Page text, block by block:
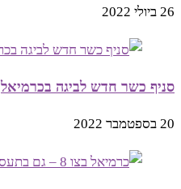
26 ביולי 2022
סניף כשר חדש לביגה בכרמיאל
20 בספטמבר 2022